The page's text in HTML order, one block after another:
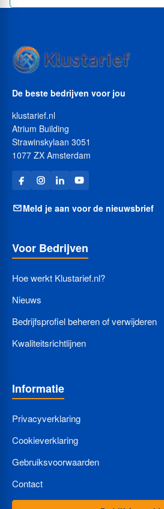
De beste bedrijven voor jou
klustarief.nl
Atrium Building
Strawinskylaan 3051
1077 ZX Amsterdam
Meld je aan voor de nieuwsbrief
Voor Bedrijven
Hoe werkt Klustarief.nl?
Nieuws
Bedrijfsprofiel beheren of verwijderen
Kwaliteitsrichtlijnen
Informatie
Privacyverklaring
Cookieverklaring
Gebruiksvoorwaarden
Contact